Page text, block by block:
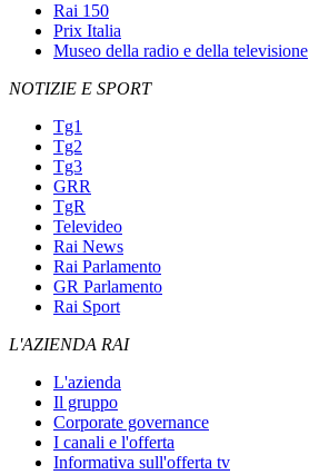
Rai 150
Prix Italia
Museo della radio e della televisione
NOTIZIE E SPORT
Tg1
Tg2
Tg3
GRR
TgR
Televideo
Rai News
Rai Parlamento
GR Parlamento
Rai Sport
L'AZIENDA RAI
L'azienda
Il gruppo
Corporate governance
I canali e l'offerta
Informativa sull'offerta tv